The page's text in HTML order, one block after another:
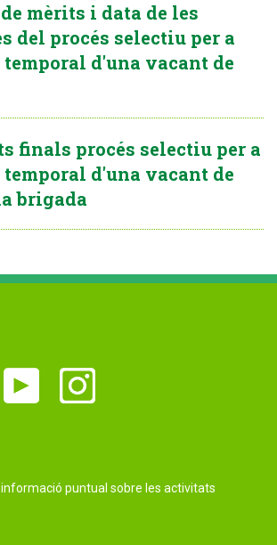
mèrits i data de les
del procés selectiu per a
d'una vacant de
finals procés selectiu per a
d'una vacant de
brigada
puntual sobre les activitats